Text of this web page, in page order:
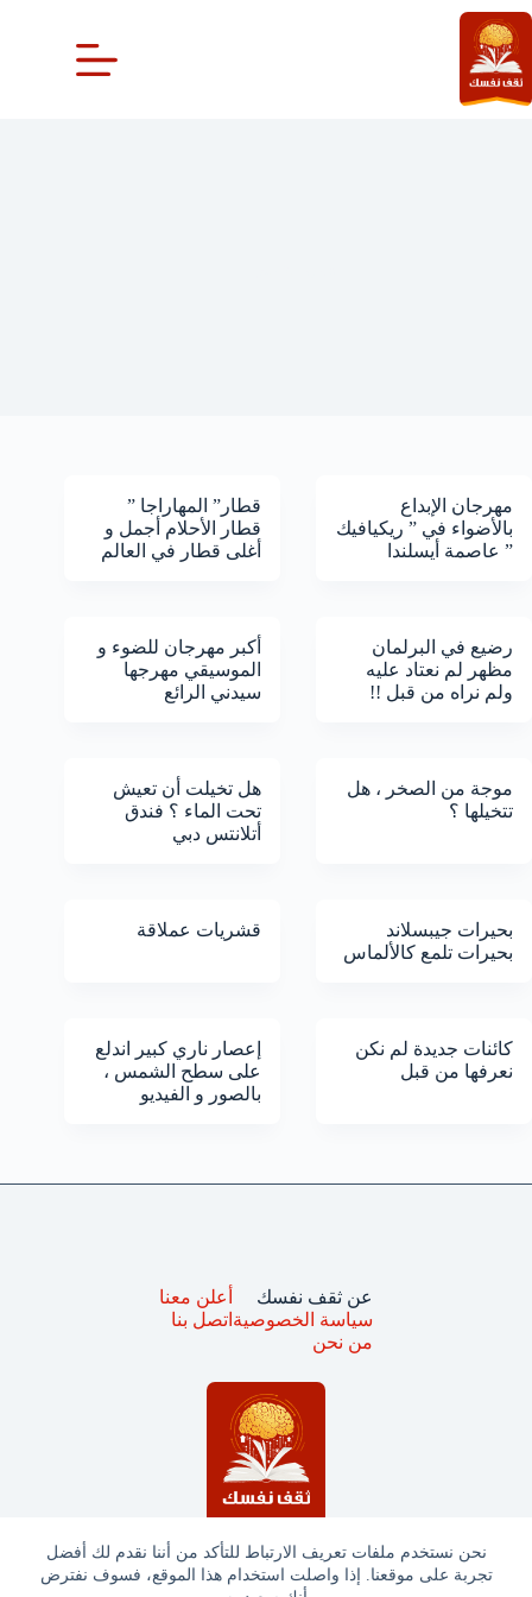
التجاوز
إلى
المحتوى
نحن نستخدم ملفات تعريف الارتباط للتأكد من أننا نقدم لك أفضل
تجربة على موقعنا. إذا واصلت استخدام هذا الموقع، فسوف نفترض
مهرجان الإبداع
بالأضواء في ” ريكيافيك
” عاصمة أيسلندا
قطار” المهاراجا ”
قطار الأحلام أجمل و
أغلى قطار في العالم
رضيع في البرلمان
مظهر لم نعتاد عليه
ولم نراه من قبل !!
أكبر مهرجان للضوء و
الموسيقي مهرجها
سيدني الرائع
موجة من الصخر ، هل
تتخيلها ؟
هل تخيلت أن تعيش
تحت الماء ؟ فندق
أتلانتس دبي
بحيرات جيبسلاند
بحيرات تلمع كالألماس
قشريات عملاقة
كائنات جديدة لم نكن
نعرفها من قبل
إعصار ناري كبير اندلع
على سطح الشمس ،
بالصور و الفيديو
جميع الحقوق محفوظة © ثقف نفسك 2025
عن ثقف نفسك
سياسة الخصوصية
من نحن
أعلن معنا
اتصل بنا